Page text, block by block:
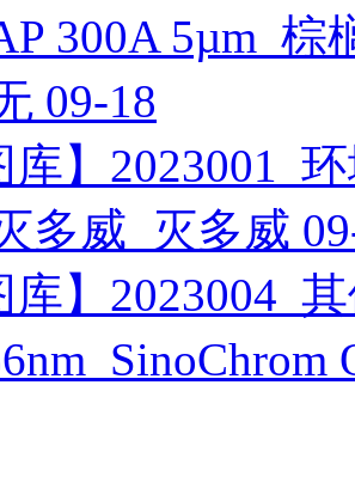
300A 5µm_
09-18
库】2023001_
多威_灭多威
库】2023004_